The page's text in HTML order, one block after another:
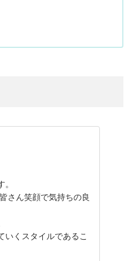
さん笑顔で気持ちの良
いくスタイルであるこ